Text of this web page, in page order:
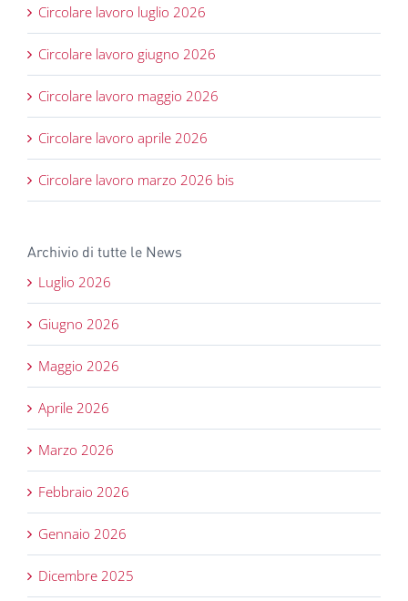
Circolare lavoro luglio 2026
Circolare lavoro giugno 2026
Circolare lavoro maggio 2026
Circolare lavoro aprile 2026
Circolare lavoro marzo 2026 bis
Archivio di tutte le News
Luglio 2026
Giugno 2026
Maggio 2026
Aprile 2026
Marzo 2026
Febbraio 2026
Gennaio 2026
Dicembre 2025